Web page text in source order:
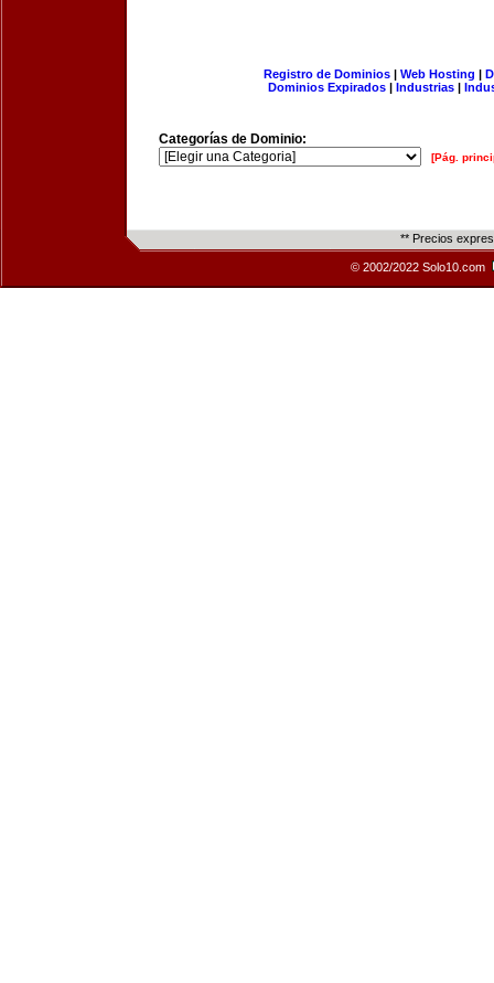
Registro de Dominios| Web Hosting |
Dominios Expirados | Industrias |
Categorías de Dominio:
[Pág.
** Precios
© 2002/2022 Solo10.com